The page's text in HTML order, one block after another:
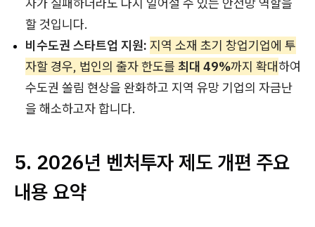
할 것입니다.
비수도권 스타트업 지원: 지역 소재 초기 창업기업에 투
자할 경우, 법인의 출자 한도를 최대 49%까지 확대하여
수도권 쏠림 현상을 완화하고 지역 유망 기업의 자금난
을 해소하고자 합니다.
5. 2026년 벤처투자 제도 개편 주요
내용 요약